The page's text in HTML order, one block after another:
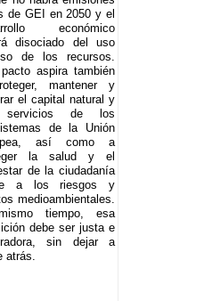
de GEI en 2050 y el
económico
disociado del uso
de los recursos.
aspira también
mantener y
el capital natural y
servicios de los
de la Unión
así como a
la salud y el
de la ciudadanía
a los riesgos y
medioambientales.
tiempo, esa
debe ser justa e
sin dejar a
atrás.